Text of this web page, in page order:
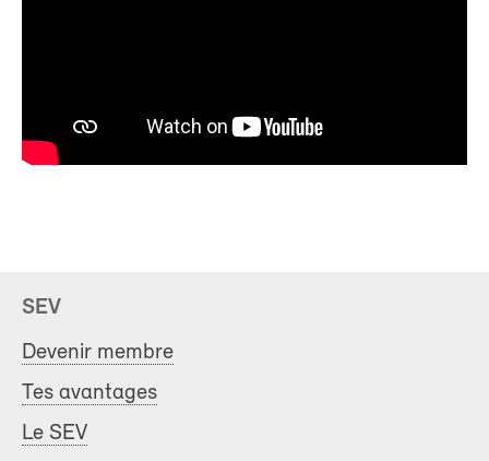
SEV
Devenir membre
Tes avantages
Le SEV